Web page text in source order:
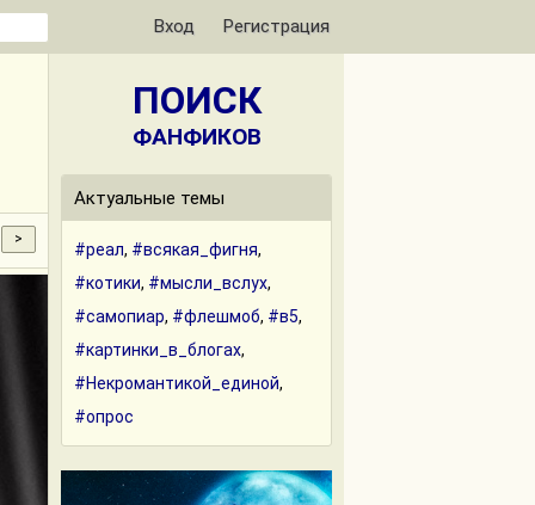
Вход Регистрация
ПОИСК
ФАНФИКОВ
Актуальные темы
#реал, #всякая_фигня,
#котики, #мысли_вслух,
#самопиар, #флешмоб, #в5,
#картинки_в_блогах,
#Некромантикой_единой,
#опрос